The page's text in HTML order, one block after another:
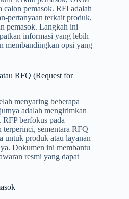
calon pemasok. RFI adalah
pertanyaan terkait produk,
pemasok. Langkah ini
informasi yang lebih
membandingkan opsi yang
RFQ (Request for
menyaring beberapa
adalah mengirimkan
RFP berfokus pada
sementara RFQ
untuk produk atau layanan
Dokumen ini membantu
resmi yang dapat